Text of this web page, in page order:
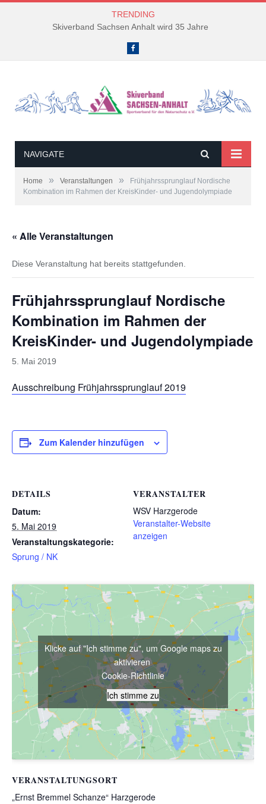
TRENDING
Skiverband Sachsen Anhalt wird 35 Jahre
Facebook
NAVIGATE
Home » Veranstaltungen »
Frühjahrssprunglauf Nordische
Kombination im Rahmen der KreisKinder- und Jugendolympiade
« Alle Veranstaltungen
Diese Veranstaltung hat bereits stattgefunden.
Frühjahrssprunglauf Nordische
Kombination im Rahmen der
KreisKinder- und Jugendolympiade
5. Mai 2019
Ausschreibung Frühjahrssprunglauf 2019
Zum Kalender hinzufügen
DETAILS
Datum:
5. Mai 2019
Veranstaltungskategorie:
Sprung / NK
VERANSTALTER
WSV Harzgerode
Veranstalter-Website
anzeigen
VERANSTALTUNGSORT
„Ernst Bremmel Schanze“ Harzgerode
Klicke auf "Ich stimme zu", um Google maps zu
aktivieren
Cookie-Richtlinie
Ich stimme zu